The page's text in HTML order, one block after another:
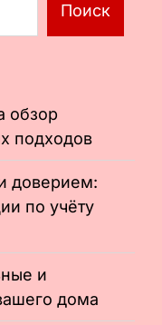
Поиск
обзор
подходов
доверием:
по учёту
и
дома